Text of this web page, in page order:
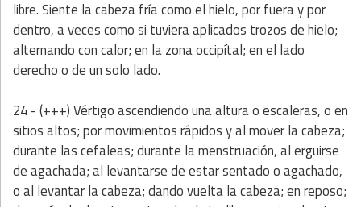
libre. Siente la cabeza fría como el hielo, por fuera y por
dentro, a veces como si tuviera aplicados trozos de hielo;
alternando con calor; en la zona occipítal; en el lado
derecho o de un solo lado.
24 - (+++) Vértigo ascendiendo una altura o escaleras, o en
sitios altos; por movimientos rápidos y al mover la cabeza;
durante las cefaleas; durante la menstruación, al erguirse
de agachada; al levantarse de estar sentado o agachado,
o al levantar la cabeza; dando vuelta la cabeza; en reposo;